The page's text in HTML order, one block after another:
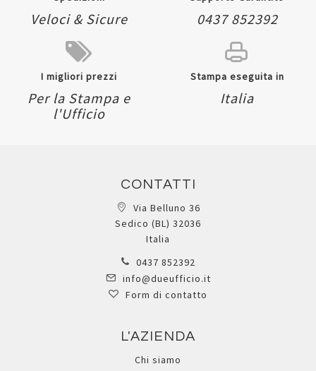
Veloci & Sicure 0437 852392
I migliori prezzi
Per la Stampa e
l'Ufficio
Stampa eseguita in
Italia
CONTATTI
Via Belluno 36
Sedico (BL) 32036
Italia
0437 852392
info@dueufficio.it
Form di contatto
L'AZIENDA
Chi siamo